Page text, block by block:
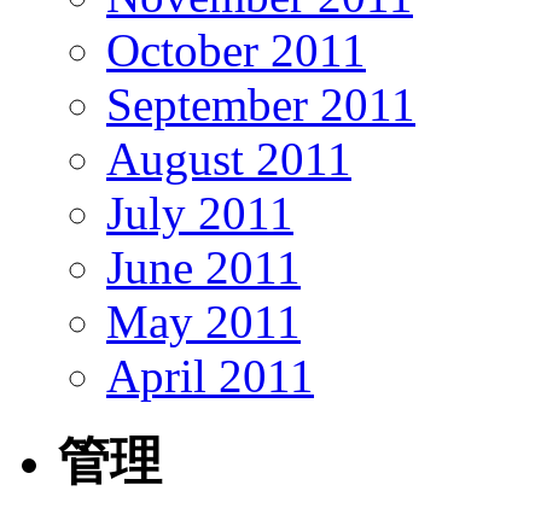
October 2011
September 2011
August 2011
July 2011
June 2011
May 2011
April 2011
管理